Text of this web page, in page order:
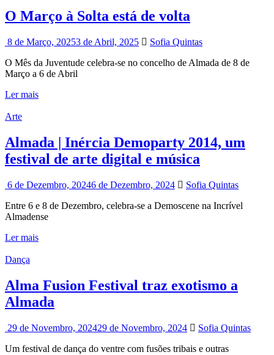
O Março à Solta está de volta
8 de Março, 20253 de Abril, 2025
Sofia Quintas
O Mês da Juventude celebra-se no concelho de Almada de 8 de
Março a 6 de Abril
Ler mais
Arte
Almada | Inércia Demoparty 2014, um
festival de arte digital e música
6 de Dezembro, 20246 de Dezembro, 2024
Sofia Quintas
Entre 6 e 8 de Dezembro, celebra-se a Demoscene na Incrível
Almadense
Ler mais
Dança
Alma Fusion Festival traz exotismo a
Almada
29 de Novembro, 202429 de Novembro, 2024
Sofia Quintas
Um festival de dança do ventre com fusões tribais e outras